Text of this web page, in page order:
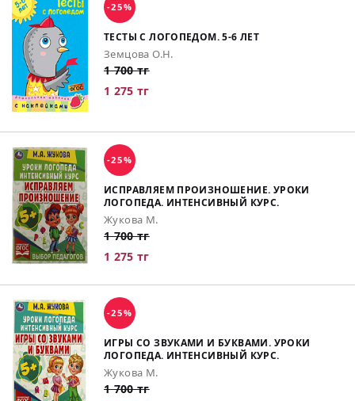
-25%
ТЕСТЫ С ЛОГОПЕДОМ. 5-6 ЛЕТ
Земцова О.Н.
1 700 тг
1 275 тг
-25%
ИСПРАВЛЯЕМ ПРОИЗНОШЕНИЕ. УРОКИ
ЛОГОПЕДА. ИНТЕНСИВНЫЙ КУРС.
Жукова М.
1 700 тг
1 275 тг
-25%
ИГРЫ СО ЗВУКАМИ И БУКВАМИ. УРОКИ
ЛОГОПЕДА. ИНТЕНСИВНЫЙ КУРС.
Жукова М.
1 700 тг